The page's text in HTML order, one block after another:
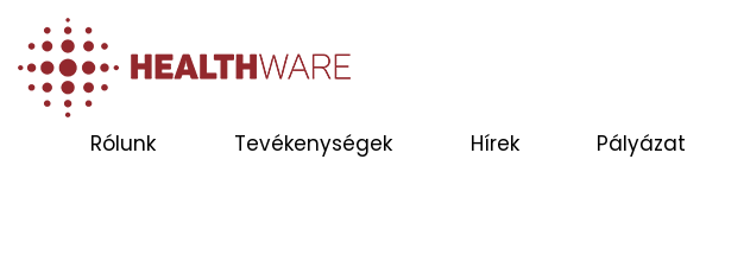
Rólunk Tevékenységek Hírek Pályázat